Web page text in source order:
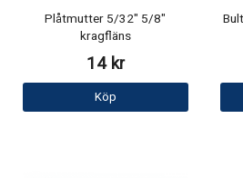
Plåtmutter 5/32" 5/8"
kragfläns
14 kr
Köp